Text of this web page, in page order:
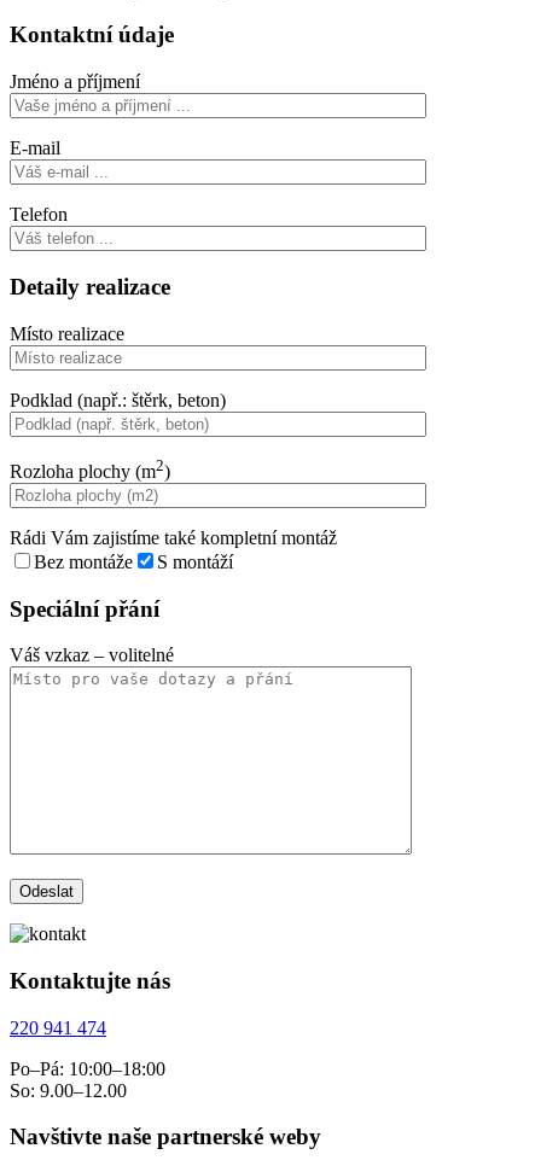
Kontaktní údaje
Jméno a příjmení
E-mail
Telefon
Detaily realizace
Místo realizace
Podklad (např.: štěrk, beton)
Rozloha plochy (m2)
Rádi Vám zajistíme také kompletní montáž
Bez montáže
S montáží
Speciální přání
Váš vzkaz – volitelné
Kontaktujte nás
220 941 474
Po–Pá: 10:00–18:00
So: 9.00–12.00
Navštivte naše partnerské weby